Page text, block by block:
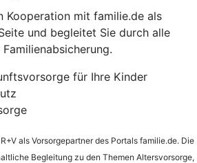
Kooperation mit familie.de als
und begleitet Sie durch alle
für Ihre Kinder
R+V als Vorsorgepartner des Portals familie.de. Die
Begleitung zu den Themen Altersvorsorge,